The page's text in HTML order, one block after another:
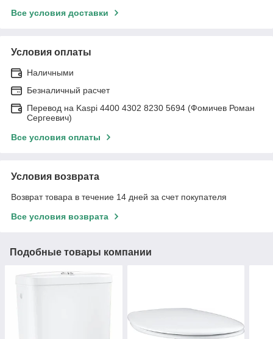
Все условия доставки
Условия оплаты
Наличными
Безналичный расчет
Перевод на Kaspi 4400 4302 8230 5694 (Фомичев Роман
Сергеевич)
Все условия оплаты
Условия возврата
Возврат товара в течение 14 дней за счет покупателя
Все условия возврата
Подобные товары компании